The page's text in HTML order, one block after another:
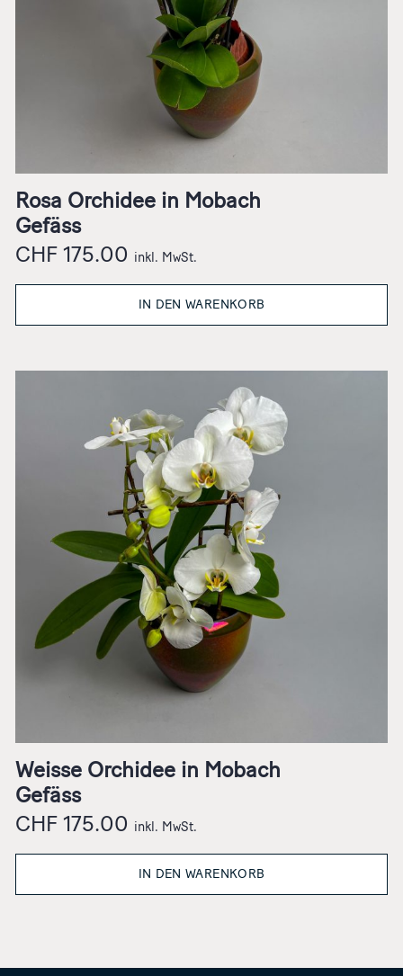
Rosa Orchidee in Mobach
Gefäss
CHF 175.00 inkl. MwSt.
IN DEN WARENKORB
Weisse Orchidee in Mobach
Gefäss
CHF 175.00 inkl. MwSt.
IN DEN WARENKORB